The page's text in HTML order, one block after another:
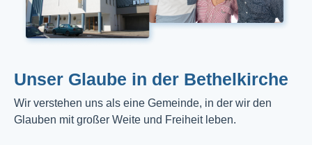
Unser Glaube in der Bethelkirche
Wir verstehen uns als eine Gemeinde, in der wir den
Glauben mit großer Weite und Freiheit leben.